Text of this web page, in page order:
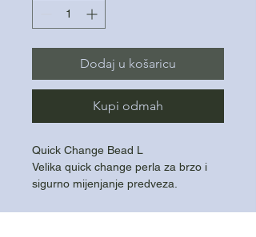
Dodaj u košaricu
Kupi odmah
Quick Change Bead L
Velika quick change perla za brzo i
sigurno mijenjanje predveza.